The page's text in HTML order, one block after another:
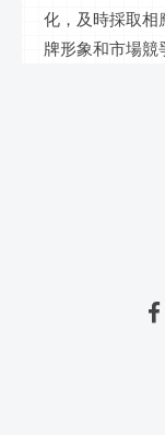
化，及時採取相
牌形象和市場競